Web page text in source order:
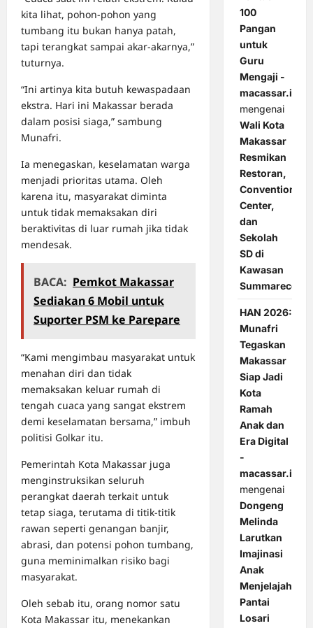
kita lihat, pohon-pohon yang
tumbang itu bukan hanya patah,
tapi terangkat sampai akar-akarnya,”
tuturnya.
“Ini artinya kita butuh kewaspadaan
ekstra. Hari ini Makassar berada
dalam posisi siaga,” sambung
Munafri.
Ia menegaskan, keselamatan warga
menjadi prioritas utama. Oleh
karena itu, masyarakat diminta
untuk tidak memaksakan diri
beraktivitas di luar rumah jika tidak
mendesak.
BACA: Pemkot Makassar
Sediakan 6 Mobil untuk
Suporter PSM ke Parepare
“Kami mengimbau masyarakat untuk
menahan diri dan tidak
memaksakan keluar rumah di
tengah cuaca yang sangat ekstrem
demi keselamatan bersama,” imbuh
politisi Golkar itu.
Pemerintah Kota Makassar juga
menginstruksikan seluruh
perangkat daerah terkait untuk
tetap siaga, terutama di titik-titik
rawan seperti genangan banjir,
abrasi, dan potensi pohon tumbang,
guna meminimalkan risiko bagi
masyarakat.
Oleh sebab itu, orang nomor satu
Kota Makassar itu, menekankan
100
Pangan
untuk
Guru
Mengaji -
macassar.id
mengenai
Wali Kota
Makassar
Resmikan
Restoran,
Convention
Center,
dan
Sekolah
SD di
Kawasan
Summarecon
HAN 2026:
Munafri
Tegaskan
Makassar
Siap Jadi
Kota
Ramah
Anak dan
Era Digital
-
macassar.id
mengenai
Dongeng
Melinda
Larutkan
Imajinasi
Anak
Menjelajah
Pantai
Losari